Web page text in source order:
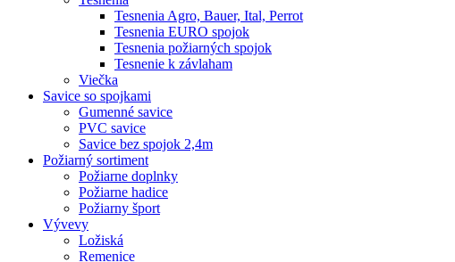
Tesnenia Agro, Bauer, Ital, Perrot
Tesnenia EURO spojok
Tesnenia požiarných spojok
Tesnenie k závlaham
Viečka
Savice so spojkami
Gumenné savice
PVC savice
Savice bez spojok 2,4m
Požiarný sortiment
Požiarne doplnky
Požiarne hadice
Požiarny šport
Vývevy
Ložiská
Remenice